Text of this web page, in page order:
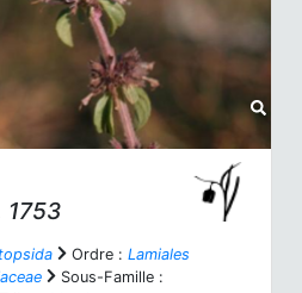
1753
Ordre : Lamiales
Sous-Famille :